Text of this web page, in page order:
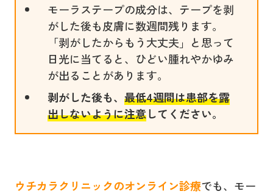
モーラステープの成分は、テープを剥
がした後も皮膚に数週間残ります。
「剥がしたからもう大丈夫」と思って
日光に当てると、ひどい腫れやかゆみ
が出ることがあります。
剥がした後も、 最低4週間は患部を露
出しないように注意してください。
ウチカラクリニックのオンライン診療でも、モー